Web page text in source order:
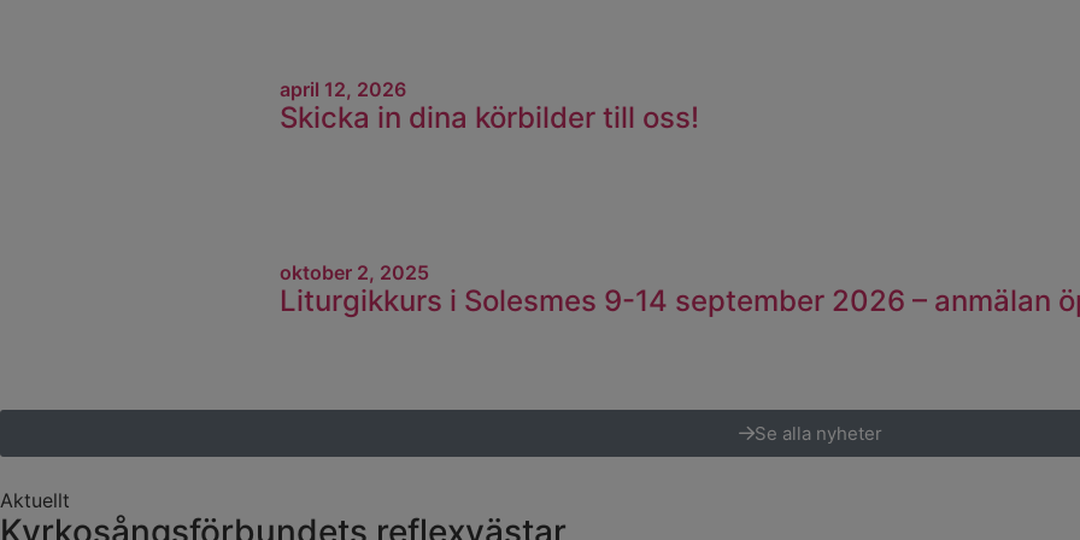
april 12, 2026
Skicka in dina körbilder till oss!
oktober 2, 2025
Liturgikkurs i Solesmes 9-14 september 2026 – anmälan
Se alla nyheter
Aktuellt
Kyrkosångsförbundets reflexvästar